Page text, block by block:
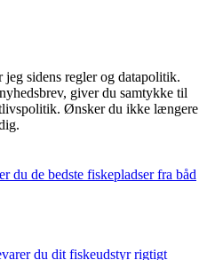
jeg sidens regler og datapolitik.
giver du samtykke til
Ønsker du ikke længere
du de bedste fiskepladser fra båd
du dit fiskeudstyr rigtigt